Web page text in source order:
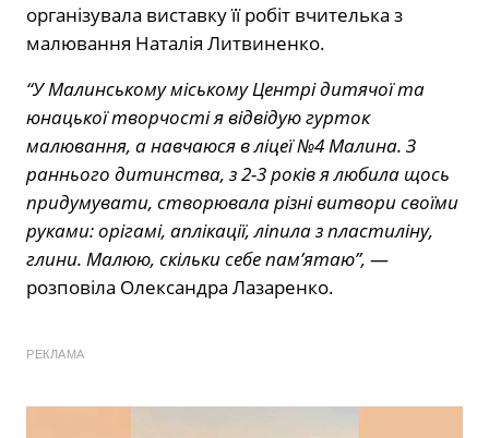
організувала виставку її робіт вчителька з
малювання Наталія Литвиненко.
“У Малинському міському Центрі дитячої та
юнацької творчості явідвідую гурток
малювання, анавчаюся в ліцеї №4 Малина. З
раннього дитинства, з 2-3 років я любила щось
придумувати, створювала різні витвори своїми
руками: орігамі, аплікації, ліпила з пластиліну,
глини. Малюю, скільки себе пам’ятаю”, —
розповіла Олександра Лазаренко.
РЕКЛАМА